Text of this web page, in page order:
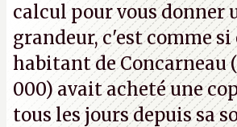
calcul pour vous donner
grandeur, c'est comme si
habitant de Concarneau
000) avait acheté une
tous les jours depuis sa